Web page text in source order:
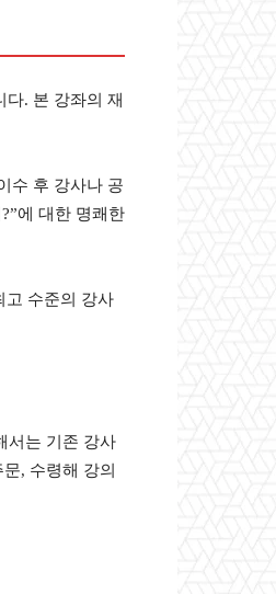
. 본 강좌의 재
수 후 강사나 공
에 대한 명쾌한
고 수준의 강사
서는 기존 강사
, 수령해 강의